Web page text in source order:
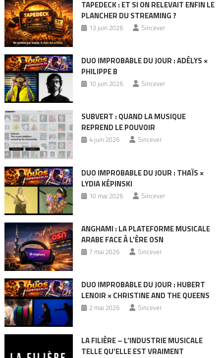
TAPEDECK : ET SI ON RELEVAIT ENFIN LE
PLANCHER DU STREAMING ?
13 juin 2026 Sincever
DUO IMPROBABLE DU JOUR : ADÉLYS ×
PHILIPPE B
10 juin 2026 Sincever
SUBVERT : QUAND LA MUSIQUE
REPREND LE POUVOIR
4 juin 2026 Sincever
DUO IMPROBABLE DU JOUR : THAÏS ×
LYDIA KÉPINSKI
10 mai 2026 Sincever
ANGHAMI : LA PLATEFORME MUSICALE
ARABE FACE À L’ÈRE OSN
7 mai 2026 Sincever
DUO IMPROBABLE DU JOUR : HUBERT
LENOIR × CHRISTINE AND THE QUEENS
2 mai 2026 Sincever
LA FILIÈRE – L’INDUSTRIE MUSICALE
TELLE QU’ELLE EST VRAIMENT